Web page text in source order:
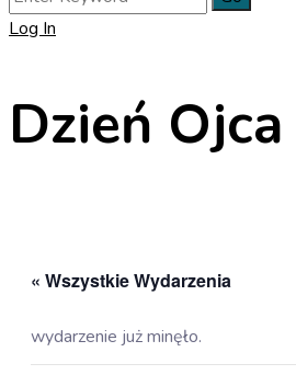
Log In
Dzień Ojca
« Wszystkie Wydarzenia
wydarzenie już minęło.